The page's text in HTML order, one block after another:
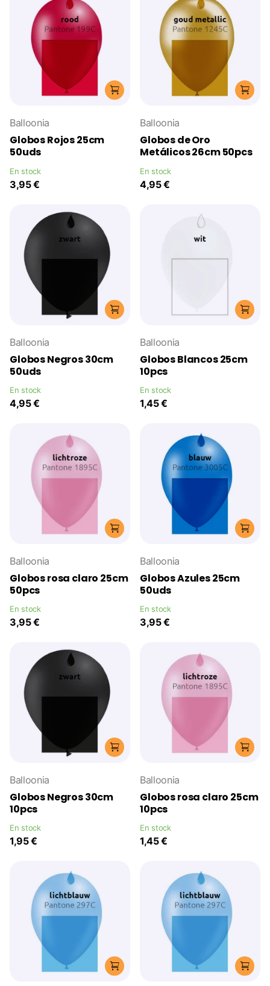
Balloonia
Globos Rojos 25cm
50uds
En stock
3,95 €
Balloonia
Globos de Oro
Metálicos 26cm 50pcs
En stock
4,95 €
Balloonia
Globos Negros 30cm
50uds
En stock
4,95 €
Balloonia
Globos Blancos 25cm
10pcs
En stock
1,45 €
Balloonia
Globos rosa claro 25cm
50pcs
En stock
3,95 €
Balloonia
Globos Azules 25cm
50uds
En stock
3,95 €
Balloonia
Globos Negros 30cm
10pcs
En stock
1,95 €
Balloonia
Globos rosa claro 25cm
10pcs
En stock
1,45 €